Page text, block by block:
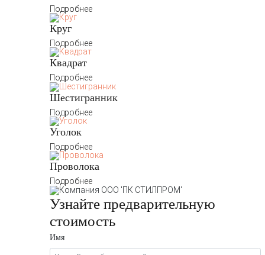
Подробнее
Круг
Подробнее
Квадрат
Подробнее
Шестигранник
Подробнее
Уголок
Подробнее
Проволока
Подробнее
Узнайте предварительную
стоимость
Имя